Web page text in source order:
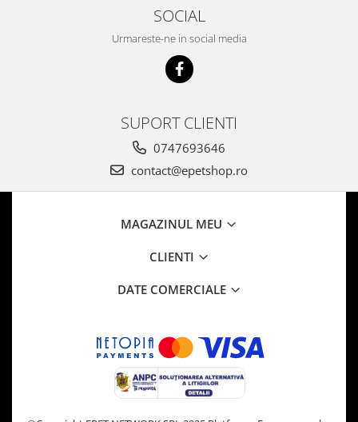
SOCIAL
Urmareste-ne in social media
SUPORT CLIENTI
0747693646
contact@epetshop.ro
MAGAZINUL MEU
CLIENTI
DATE COMERCIALE